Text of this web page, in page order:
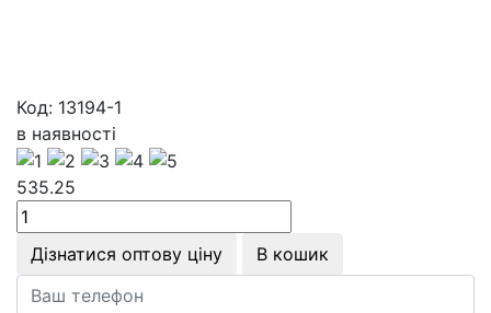
Код: 13194-1
в наявності
535.25
Дізнатися оптову ціну В кошик